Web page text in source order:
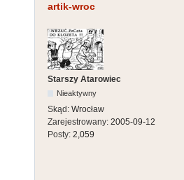
artik-wroc
Starszy Atarowiec
Nieaktywny
Skąd: Wrocław
Zarejestrowany: 2005-09-12
Posty: 2,059